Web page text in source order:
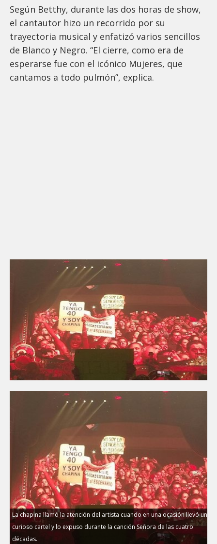
Según Betthy, durante las dos horas de show,
el cantautor hizo un recorrido por su
trayectoria musical y enfatizó varios sencillos
de Blanco y Negro. “El cierre, como era de
esperarse fue con el icónico Mujeres, que
cantamos a todo pulmón”, explica.
La chapina llamó la atención del artista cuando en una ocasión llevó un
curioso cartel y lo expuso durante la canción Señora de las cuatro
décadas.